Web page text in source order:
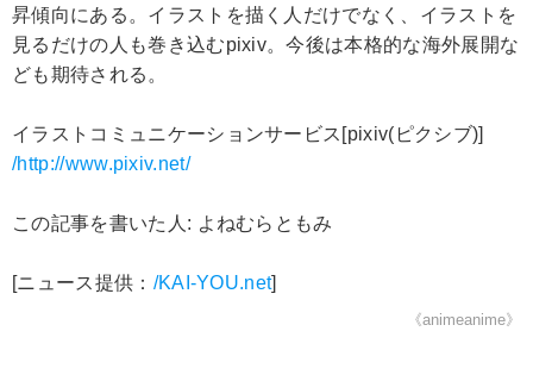
昇傾向にある。イラストを描く人だけでなく、イラストを
見るだけの人も巻き込むpixiv。今後は本格的な海外展開な
ども期待される。
イラストコミュニケーションサービス[pixiv(ピクシブ)]
/http://www.pixiv.net/
この記事を書いた人: よねむらともみ
[ニュース提供： /KAI-YOU.net]
《animeanime》